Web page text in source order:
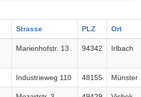
Strasse PLZ Ort
Marienhofstr. 13 94342 Irlbach
Industrieweg 110 48155 Münster